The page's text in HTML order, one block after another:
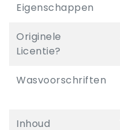
Eigenschappen
Originele
Licentie?
Wasvoorschriften
Inhoud